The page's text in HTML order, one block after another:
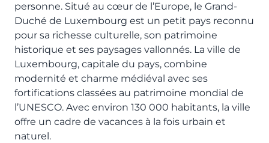
personne. Situé au cœur de l’Europe, le Grand-
Duché de Luxembourg est un petit pays reconnu
pour sa richesse culturelle, son patrimoine
historique et ses paysages vallonnés. La ville de
Luxembourg, capitale du pays, combine
modernité et charme médiéval avec ses
fortifications classées au patrimoine mondial de
l’UNESCO. Avec environ 130 000 habitants, la ville
offre un cadre de vacances à la fois urbain et
naturel.